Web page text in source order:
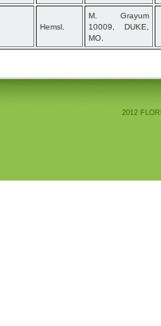
Hemsl.
M. Grayum
10009, DUKE,
MO.
2012